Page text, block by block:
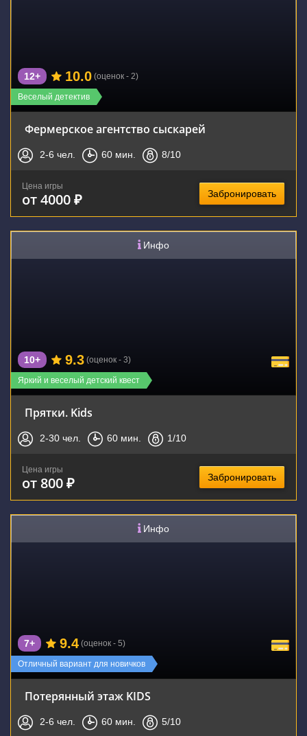
Веселый детектив
12+ 10.0 (оценок - 2)
Фермерское агентство сыскарей
2-6 чел. 60 мин. 8/10
Цена игры
от 4000 ₽ Забронировать
Инфо
Яркий и веселый детский квест
10+ 9.3 (оценок - 3)
Прятки. Kids
2-30 чел. 60 мин. 1/10
Цена игры
от 800 ₽ Забронировать
Инфо
Отличный вариант для новичков
7+ 9.4 (оценок - 5)
Потерянный этаж KIDS
2-6 чел. 60 мин. 5/10